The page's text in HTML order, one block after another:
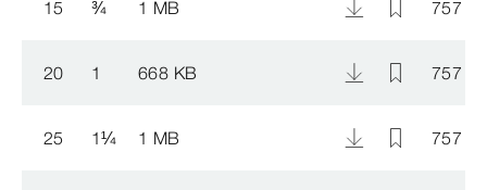
15 ¾ 1 MB 757
20 1 668 KB 757
25 1¼ 1 MB 757